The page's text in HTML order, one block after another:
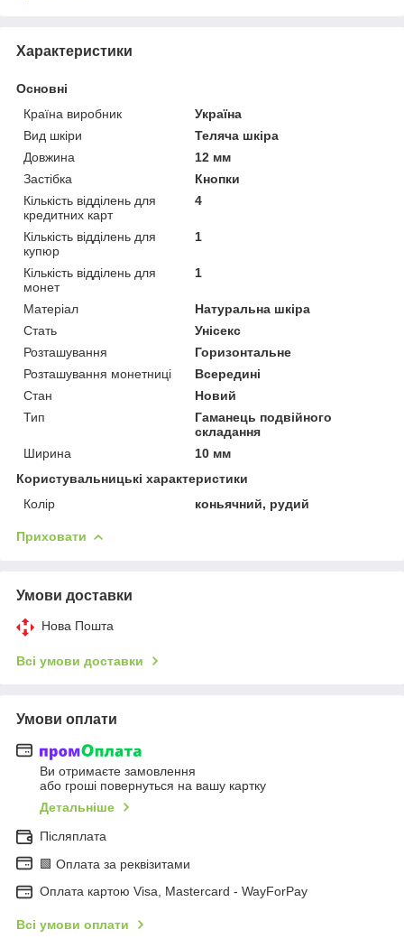
Характеристики
Основні
Країна виробник
Україна
Вид шкіри
Теляча шкіра
Довжина
12 мм
Застібка
Кнопки
Кількість відділень для
кредитних карт
4
Кількість відділень для
купюр
1
Кількість відділень для
монет
1
Матеріал
Натуральна шкіра
Стать
Унісекс
Розташування
Горизонтальне
Розташування монетниці
Всередині
Стан
Новий
Тип
Гаманець подвійного
складання
Ширина
10 мм
Користувальницькі характеристики
Колір
коньячний, рудий
Приховати
Умови доставки
Нова Пошта
Всі умови доставки
Умови оплати
Ви отримаєте замовлення
або гроші повернуться на вашу картку
Детальніше
Післяплата
🟩 Оплата за реквізитами
Оплата картою Visa, Mastercard - WayForPay
Всі умови оплати